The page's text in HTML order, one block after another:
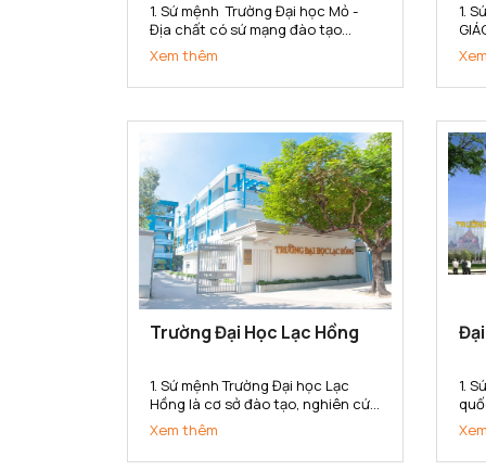
1. Sứ mệnh Trường Đại học Mỏ -
Địa chất có sứ mạng đào tạo
nguồn nhân lực có chất lượng
cao, nghiên cứu khoa học và
chuyển giao công nghệ đáp ứng
tế trong các lĩnh vực khoa học
Xem thêm
1.
(1)
gắn
Trường Đại Học Lạc Hồng
1. Sứ mệnh Trường Đại học Lạc
Hồng là cơ sở đào tạo, nghiên cứu
khoa học ứng dụng, chuyển giao
công nghệ đáp ứng nhu cầu xã
hội. Trường cung cấp nguồn nhân
Xem thêm
1.
về
đại